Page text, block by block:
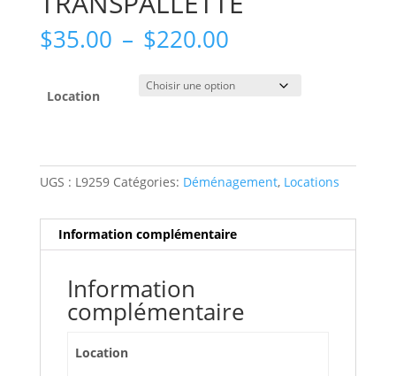
$35.00 – $220.00Plage
prix :
$35.00
Location
UGS : L9259 Catégories: Déménagement, Locations
Information complémentaire
Information
complémentaire
Location